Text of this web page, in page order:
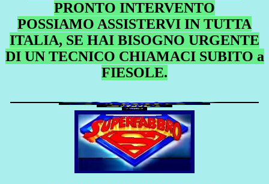
PRONTO INTERVENTO
POSSIAMO ASSISTERVI IN TUTTA
ITALIA, SE HAI BISOGNO URGENTE
DI UN TECNICO CHIAMACI SUBITO a
FIESOLE.